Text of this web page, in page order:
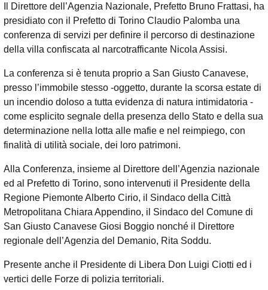
Il Direttore dell’Agenzia Nazionale, Prefetto Bruno Frattasi, ha
presidiato con il Prefetto di Torino Claudio Palomba una
conferenza di servizi per definire il percorso di destinazione
della villa confiscata al narcotrafficante Nicola Assisi.
La conferenza si è tenuta proprio a San Giusto Canavese,
presso l’immobile stesso -oggetto, durante la scorsa estate di
un incendio doloso a tutta evidenza di natura intimidatoria -
come esplicito segnale della presenza dello Stato e della sua
determinazione nella lotta alle mafie e nel reimpiego, con
finalità di utilità sociale, dei loro patrimoni.
Alla Conferenza, insieme al Direttore dell’Agenzia nazionale
ed al Prefetto di Torino, sono intervenuti il Presidente della
Regione Piemonte Alberto Cirio, il Sindaco della Città
Metropolitana Chiara Appendino, il Sindaco del Comune di
San Giusto Canavese Giosi Boggio nonché il Direttore
regionale dell’Agenzia del Demanio, Rita Soddu.
Presente anche il Presidente di Libera Don Luigi Ciotti ed i
vertici delle Forze di polizia territoriali.